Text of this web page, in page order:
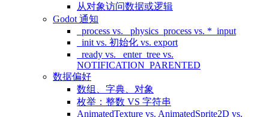
从对象访问数据或逻辑
Godot 通知
_process vs. _physics_process vs. *_input
_init vs. 初始化 vs. export
_ready vs. _enter_tree vs.
NOTIFICATION_PARENTED
数据偏好
数组、字典、对象
枚举：整数 VS 字符串
AnimatedTexture vs. AnimatedSprite2D vs.